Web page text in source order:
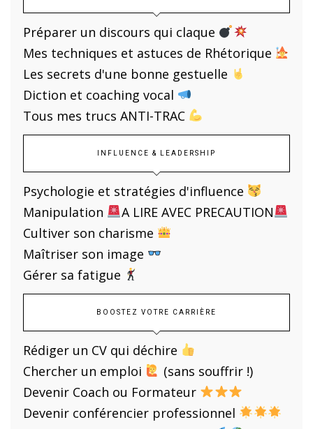
Préparer un discours qui claque
Mes techniques et astuces de Rhétorique
Les secrets d'une bonne gestuelle
Diction et coaching vocal
Tous mes trucs ANTI-TRAC
INFLUENCE & LEADERSHIP
Psychologie et stratégies d'influence
Manipulation
A LIRE AVEC PRECAUTION
Cultiver son charisme
Maîtriser son image
Gérer sa fatigue
BOOSTEZ VOTRE CARRIÈRE
Rédiger un CV qui déchire
Chercher un emploi
(sans souffrir !)
Devenir Coach ou Formateur
Devenir conférencier professionnel